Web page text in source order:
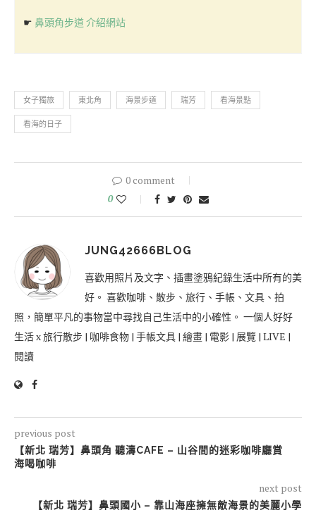
☛ 鼻頭角步道 介紹網站
女子獨旅 東北角 海景步道 瑞芳 看海景點
看海的日子
0 comment
0
JUNG42666BLOG
喜歡用照片及文字、插畫塗鴉紀錄生活中所有的美
好。 喜歡咖啡、散步、旅行、手帳、文具、拍
照，簡單平凡的事物當中尋找自己生活中的小確性。 一個人好好
生活 x 旅行散步 | 咖啡食物 | 手帳文具 | 繪畫 | 電影 | 展覽 | LIVE |
閱讀
previous post
【新北 瑞芳】鼻頭角 聽濤CAFE – 山谷間的迷彩咖啡廳賞
海喝咖啡
next post
【新北 瑞芳】鼻頭國小 – 靠山海座擁無敵海景的美麗小學